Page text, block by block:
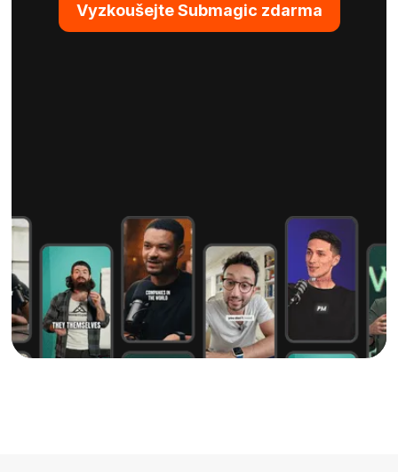
Vyzkoušejte Submagic zdarma